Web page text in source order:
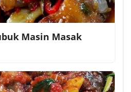
Masin Masak